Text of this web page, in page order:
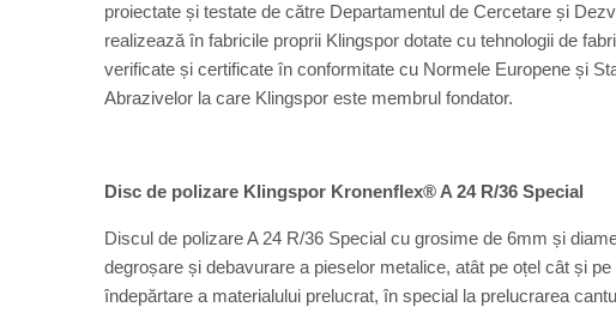
proiectate și testate de către Departamentul de Cercetare și
realizează în fabricile proprii Klingspor dotate cu tehnologii de
verificate și certificate în conformitate cu Normele Europene și
Abrazivelor la care Klingspor este membrul fondator.
Disc de polizare Klingspor Kronenflex® A 24 R/36 Special
Discul de polizare A 24 R/36 Special cu grosime de 6mm și
degroșare și debavurare a pieselor metalice, atât pe oțel cât și
îndepărtare a materialului prelucrat, în special la prelucrarea